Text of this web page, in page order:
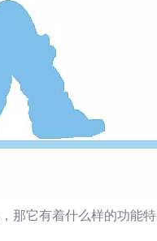
那它有着什么样的功能特